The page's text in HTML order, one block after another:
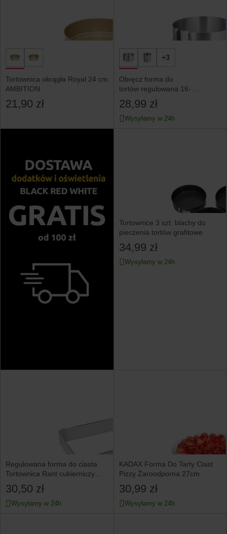
Tortownica okrągła Royal 24 cm
AMBITION
21,90 zł
+3
Obręcz forma do
tortów regulowana 16-
30x8.5cm KINGHOFF
28,99 zł
Wysyłamy w 24h
Tortownice 3 szt. blachy do
pieczenia tortów grafitowe
34,99 zł
Wysyłamy w 24h
Regulowana forma do ciasta
Tortownica Rant cukierniczy
KINGHOFF
30,50 zł
Wysyłamy w 24h
KADAX Forma Do Tarty Ciast
Pizzy Żaroodporna 27cm
30,99 zł
Wysyłamy w 24h